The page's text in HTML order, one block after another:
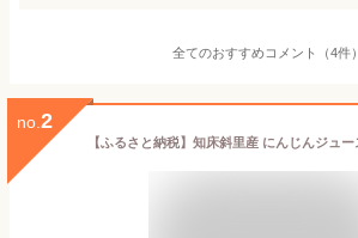
全てのおすすめコメント（4件）
no. 2